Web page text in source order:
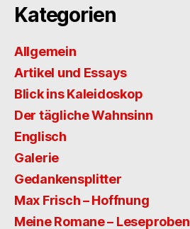
Kategorien
Allgemein
Artikel und Essays
Blick ins Kaleidoskop
Der tägliche Wahnsinn
Englisch
Galerie
Gedankensplitter
Max Frisch – Hoffnung
Meine Romane – Leseproben